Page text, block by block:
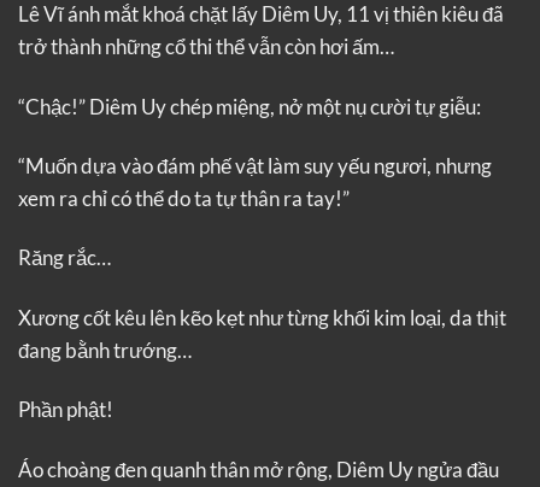
Lê Vĩ ánh mắt khoá chặt lấy Diêm Uy, 11 vị thiên kiêu đã
trở thành những cổ thi thể vẫn còn hơi ấm…
“Chậc!” Diêm Uy chép miệng, nở một nụ cười tự giễu:
“Muốn dựa vào đám phế vật làm suy yếu ngươi, nhưng
xem ra chỉ có thể do ta tự thân ra tay!”
Răng rắc…
Xương cốt kêu lên kẽo kẹt như từng khối kim loại, da thịt
đang bằnh trướng…
Phần phật!
Áo choàng đen quanh thân mở rộng, Diêm Uy ngửa đầu